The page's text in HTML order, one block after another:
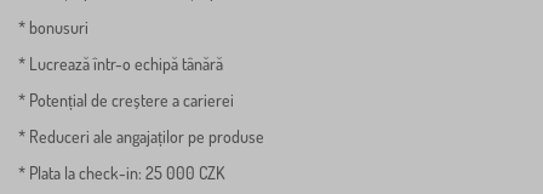
* bonusuri
* Lucrează într-o echipă tânără
* Potențial de creștere a carierei
* Reduceri ale angajaților pe produse
* Plata la check-in: 25 000 CZK